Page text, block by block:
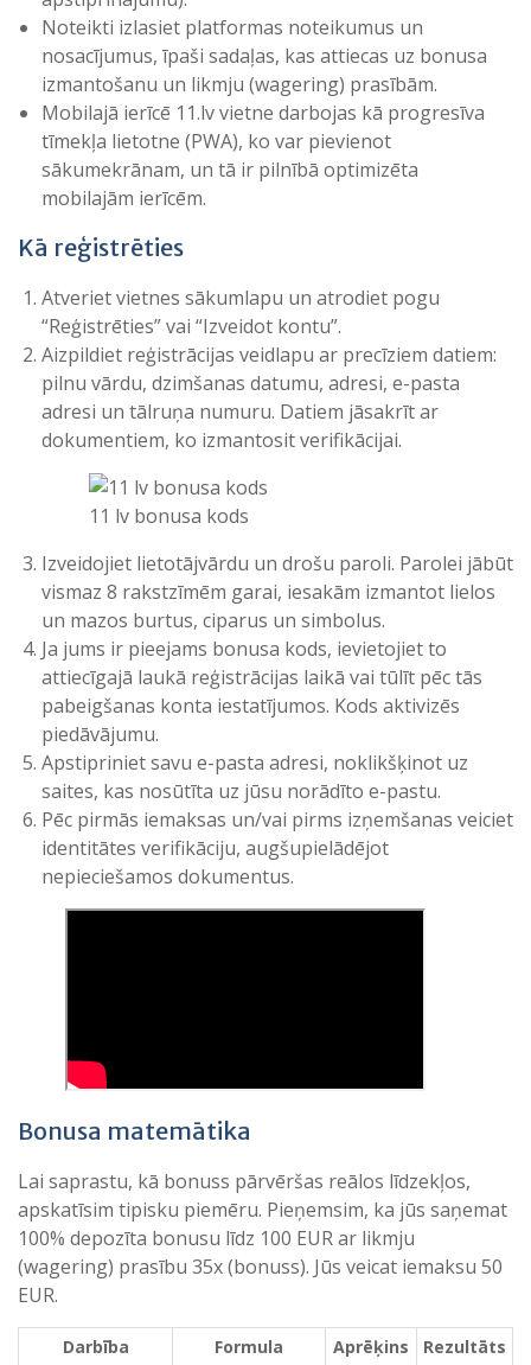
Noteikti izlasiet platformas noteikumus un
nosacījumus, īpaši sadaļas, kas attiecas uz bonusa
izmantošanu un likmju (wagering) prasībām.
Mobilajā ierīcē 11.lv vietne darbojas kā progresīva
tīmekļa lietotne (PWA), ko var pievienot
sākumekrānam, un tā ir pilnībā optimizēta
mobilajām ierīcēm.
Kā reģistrēties
Atveriet vietnes sākumlapu un atrodiet pogu
“Reģistrēties” vai “Izveidot kontu”.
Aizpildiet reģistrācijas veidlapu ar precīziem datiem:
pilnu vārdu, dzimšanas datumu, adresi, e-pasta
adresi un tālruņa numuru. Datiem jāsakrīt ar
dokumentiem, ko izmantosit verifikācijai.
11 lv bonusa kods
Izveidojiet lietotājvārdu un drošu paroli. Parolei jābūt
vismaz 8 rakstzīmēm garai, iesakām izmantot lielos
un mazos burtus, ciparus un simbolus.
Ja jums ir pieejams bonusa kods, ievietojiet to
attiecīgajā laukā reģistrācijas laikā vai tūlīt pēc tās
pabeigšanas konta iestatījumos. Kods aktivizēs
piedāvājumu.
Apstipriniet savu e-pasta adresi, noklikšķinot uz
saites, kas nosūtīta uz jūsu norādīto e-pastu.
Pēc pirmās iemaksas un/vai pirms izņemšanas veiciet
identitātes verifikāciju, augšupielādējot
nepieciešamos dokumentus.
Bonusa matemātika
Lai saprastu, kā bonuss pārvēršas reālos līdzekļos,
apskatīsim tipisku piemēru. Pieņemsim, ka jūs saņemat
100% depozīta bonusu līdz 100 EUR ar likmju
(wagering) prasību 35x (bonuss). Jūs veicat iemaksu 50
EUR.
Darbība Formula Aprēķins Rezultāts